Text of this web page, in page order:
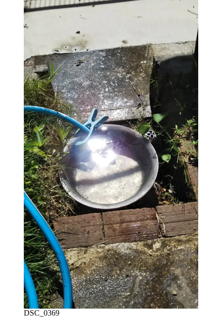
DSC_0369